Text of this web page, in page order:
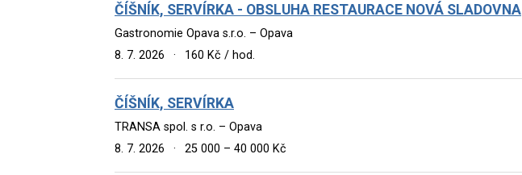
ČÍŠNÍK, SERVÍRKA - OBSLUHA RESTAURACE NOVÁ SLADOVNA
Gastronomie Opava s.r.o. – Opava
8. 7. 2026
· 160 Kč / hod.
ČÍŠNÍK, SERVÍRKA
TRANSA spol. s r.o. – Opava
8. 7. 2026
· 25 000 – 40 000 Kč